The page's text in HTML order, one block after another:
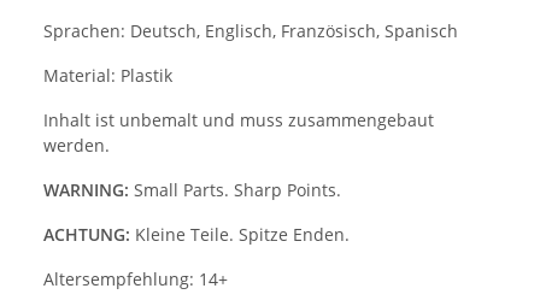
Sprachen: Deutsch, Englisch, Französisch, Spanisch
Material: Plastik
Inhalt ist unbemalt und muss zusammengebaut
werden.
WARNING: Small Parts. Sharp Points.
ACHTUNG: Kleine Teile. Spitze Enden.
Altersempfehlung: 14+